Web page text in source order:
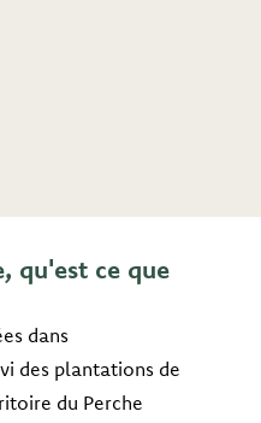
qu'est ce que
dans
des plantations de
du Perche